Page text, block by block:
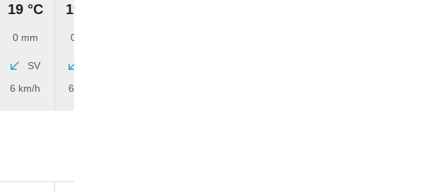
19 °C
0 mm
SV
6 km/h
19 °C
0 mm
6 km/h